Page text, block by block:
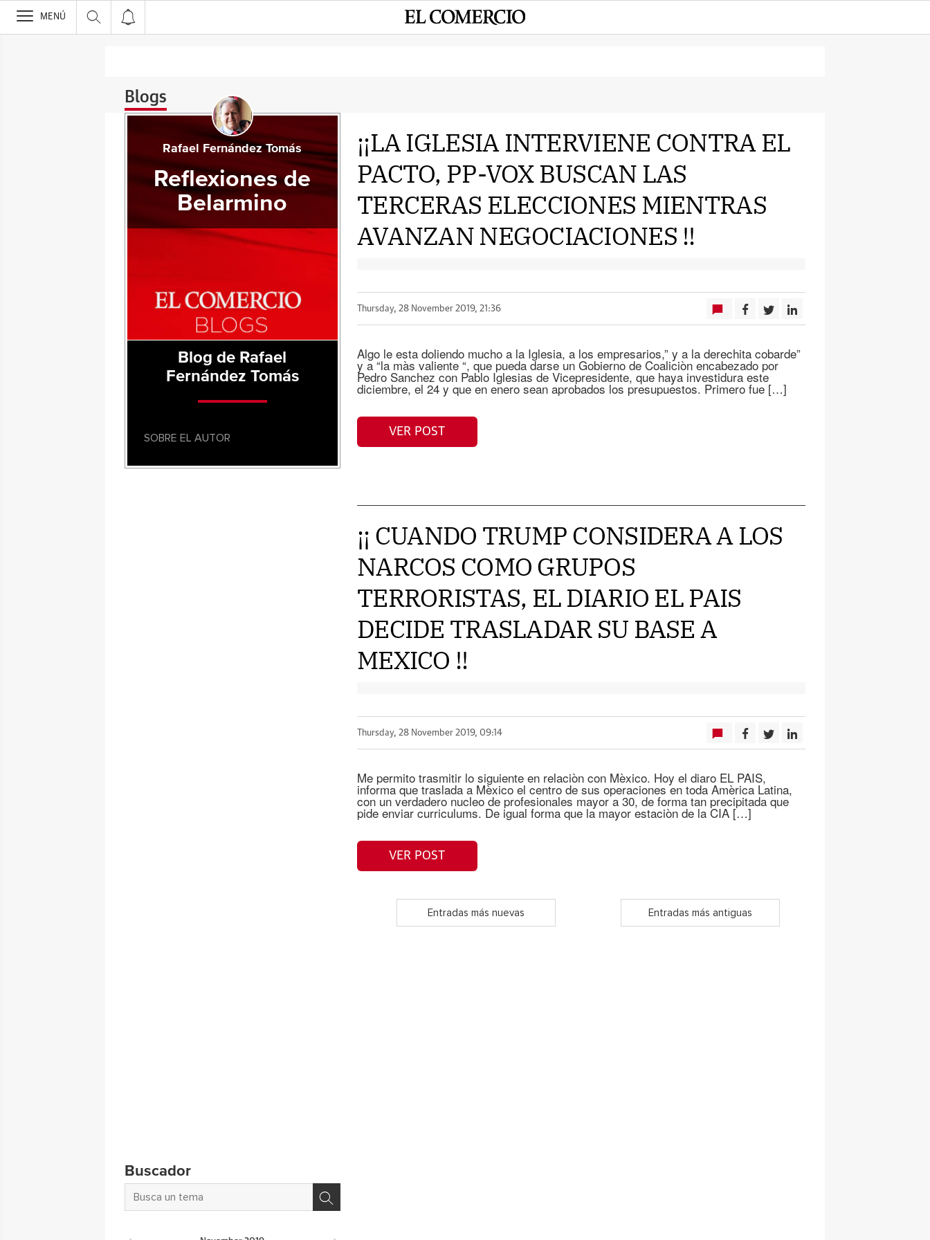
>
MENÚ
Blogs
¡¡LA IGLESIA INTERVIENE CONTRA EL
PACTO, PP-VOX BUSCAN LAS
TERCERAS ELECCIONES MIENTRAS
AVANZAN NEGOCIACIONES !!
Thursday, 28 November 2019, 21:36
Algo le esta doliendo mucho a la Iglesia, a los empresarios,” y a la derechita cobarde”
y a “la màs valiente “, que pueda darse un Gobierno de Coaliciòn encabezado por
Pedro Sanchez con Pablo Iglesias de Vicepresidente, que haya investidura este
diciembre, el 24 y que en enero sean aprobados los presupuestos. Primero fue […]
VER POST
¡¡ CUANDO TRUMP CONSIDERA A LOS
NARCOS COMO GRUPOS
TERRORISTAS, EL DIARIO EL PAIS
DECIDE TRASLADAR SU BASE A
MEXICO !!
Thursday, 28 November 2019, 09:14
Me permito trasmitir lo siguiente en relaciòn con Mèxico. Hoy el diaro EL PAIS,
informa que traslada a Mèxico el centro de sus operaciones en toda Amèrica Latina,
con un verdadero nucleo de profesionales mayor a 30, de forma tan precipitada que
pide enviar curriculums. De igual forma que la mayor estaciòn de la CIA […]
VER POST
Entradas más nuevas Entradas más antiguas
Rafael Fernández Tomás
Reflexiones de
Belarmino
Blog de Rafael
Fernández Tomás
SOBRE EL AUTOR
Buscador